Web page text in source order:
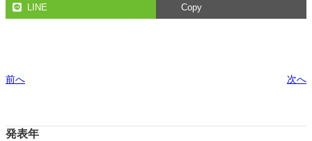
LINE Copy
前へ 次へ
発表年